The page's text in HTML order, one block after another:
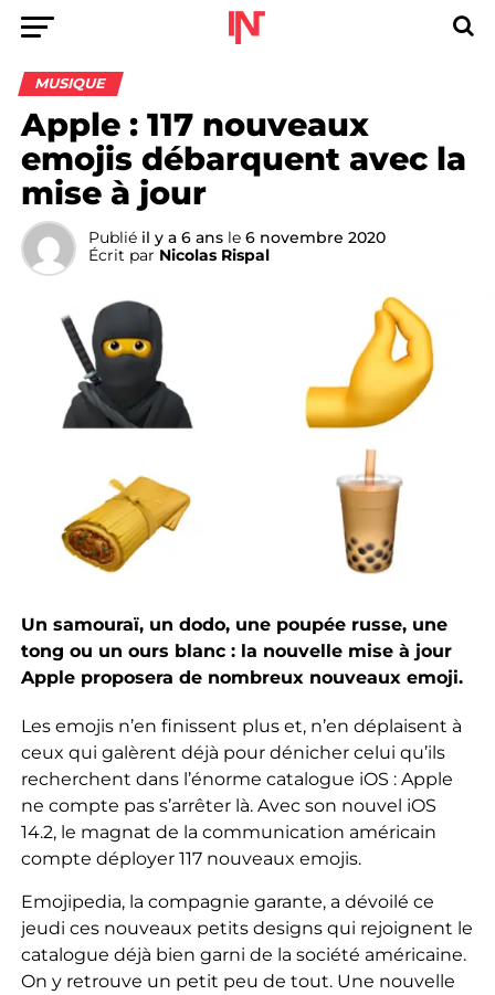
MUSIQUE
Apple : 117 nouveaux
emojis débarquent avec la
mise à jour
Publié il y a 6 ans le 6 novembre 2020
Écrit par Nicolas Rispal
Un samouraï, un dodo, une poupée russe, une
tong ou un ours blanc : la nouvelle mise à jour
Apple proposera de nombreux nouveaux emoji.
Les emojis n’en finissent plus et, n’en déplaisent à
ceux qui galèrent déjà pour dénicher celui qu’ils
recherchent dans l’énorme catalogue iOS : Apple
ne compte pas s’arrêter là. Avec son nouvel iOS
14.2, le magnat de la communication américain
compte déployer 117 nouveaux emojis.
Emojipedia, la compagnie garante, a dévoilé ce
jeudi ces nouveaux petits designs qui rejoignent le
catalogue déjà bien garni de la société américaine.
On y retrouve un petit peu de tout. Une nouvelle